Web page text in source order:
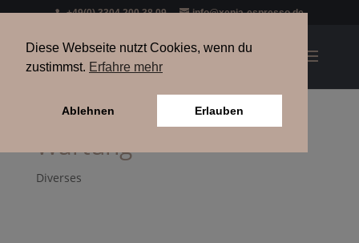
+49(0) 3304 200 38 09 info@xenia-espresso.de
Wartung
Diverses
Diese Webseite nutzt Cookies, wenn du
zustimmst. Erfahre mehr
Ablehnen Erlauben